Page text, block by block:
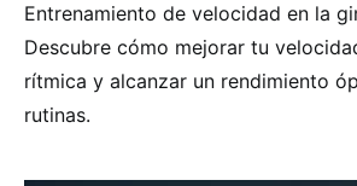
Entrenamiento de velocidad en la
Descubre cómo mejorar tu
rítmica y alcanzar un rendimiento
rutinas.